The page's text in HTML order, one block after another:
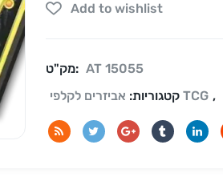
Add to wishlist
מק"ט: AT 15055
קטגוריות: אביזרים לקלפי TCG ,